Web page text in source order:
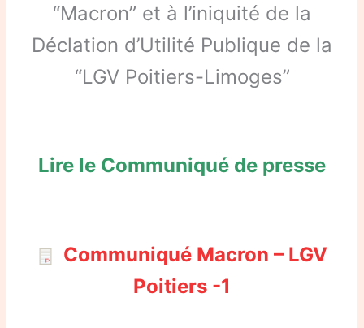
“Macron” et à l’iniquité de la
Déclation d’Utilité Publique de la
“LGV Poitiers-Limoges”
Lire le Communiqué de presse
Communiqué Macron – LGV
Poitiers -1